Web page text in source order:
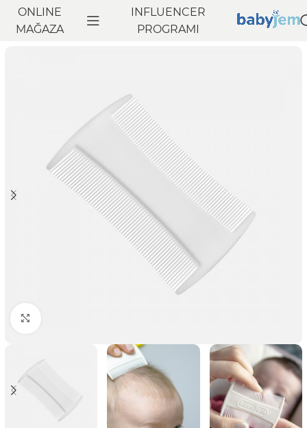
ONLINE
MAĞAZA
INFLUENCER
PROGRAMI
Anasayfa Banyo Bebek Bakım Ürünleri